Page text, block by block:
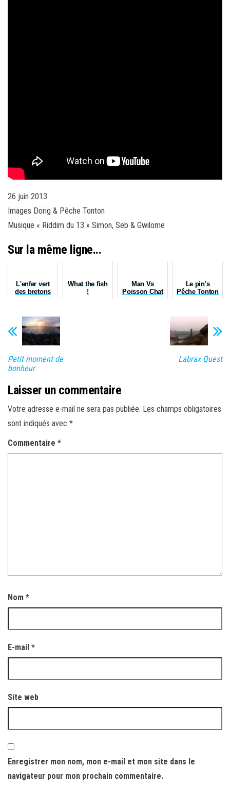
26 juin 2013
Images Dorig & Pêche Tonton
Musique « Riddim du 13 » Simon, Seb & Gwilome
Sur la même ligne...
L'enfer vert
des bretons
What the fish
!
Man Vs
Poisson Chat
Le pin's
Pêche Tonton
Petit moment de
bonheur
Labrax Quest
Laisser un commentaire
Votre adresse e-mail ne sera pas publiée. Les champs obligatoires
sont indiqués avec *
Commentaire *
Nom *
E-mail *
Site web
Enregistrer mon nom, mon e-mail et mon site dans le
navigateur pour mon prochain commentaire.